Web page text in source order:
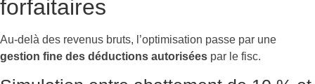
forfaitaires
Au-delà des revenus bruts, l’optimisation passe par une
gestion fine des déductions autorisées par le fisc.